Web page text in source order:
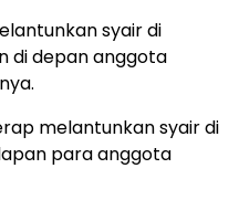
syair di
di depan anggota
melantunkan syair di
para anggota